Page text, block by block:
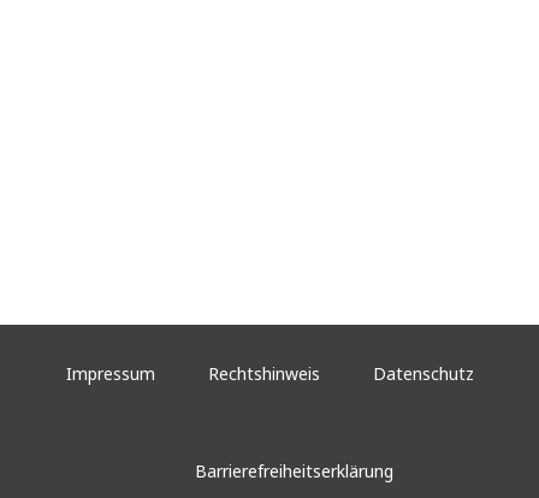
Impressum Rechtshinweis Datenschutz
Barrierefreiheitserklärung